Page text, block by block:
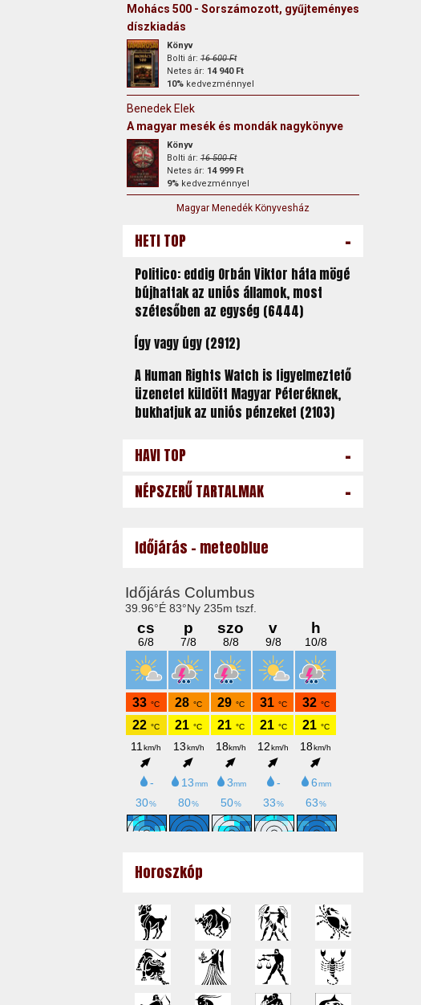
Mohács 500 - Sorszámozott, gyűjteményes
díszkiadás
Könyv
Bolti ár:16 600 Ft
Netes ár: 14 940 Ft
10%kedvezménnyel
Benedek Elek
A magyar mesék és mondák nagykönyve
Könyv
Bolti ár:16 500 Ft
Netes ár: 14 999 Ft
9%kedvezménnyel
Magyar Menedék Könyvesház
HETI TOP -
Politico: eddig Orbán Viktor háta mögé
bújhattak az uniós államok, most
szétesőben az egység (6444)
Így vagy úgy (2912)
A Human Rights Watch is figyelmeztető
üzenetet küldött Magyar Péteréknek,
bukhatjuk az uniós pénzeket (2103)
HAVI TOP -
NÉPSZERŰ TARTALMAK -
Időjárás - meteoblue
Horoszkóp